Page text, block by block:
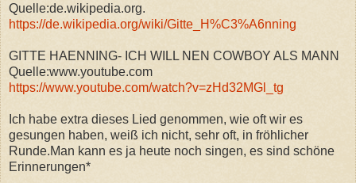
Quelle:de.wikipedia.org.
https://de.wikipedia.org/wiki/Gitte_H%C3%A6nning
GITTE HAENNING- ICH WILL NEN COWBOY ALS MANN
Quelle:www.youtube.com
https://www.youtube.com/watch?v=zHd32MGl_tg
Ich habe extra dieses Lied genommen, wie oft wir es
gesungen haben, weiß ich nicht, sehr oft, in fröhlicher
Runde.Man kann es ja heute noch singen, es sind schöne
Erinnerungen*